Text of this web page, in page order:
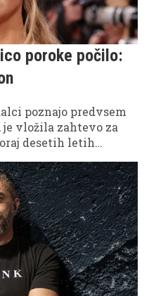
poroke počilo:
poznajo predvsem
je vložila zahtevo za
desetih letih